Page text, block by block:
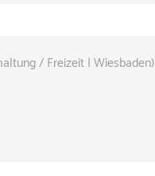
/ Freizeit | Wiesbaden)